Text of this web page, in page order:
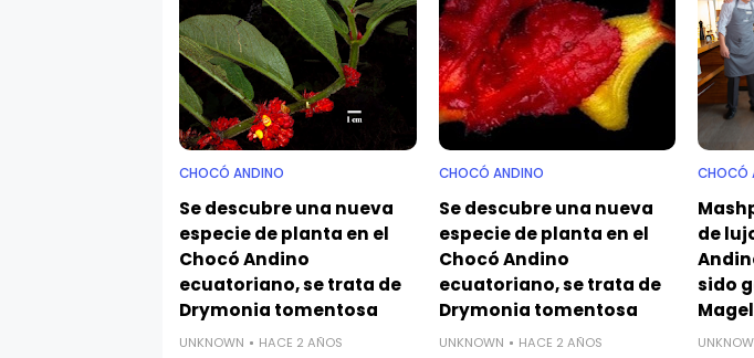
CHOCÓ ANDINO
Se descubre una nueva
especie de planta en el
Chocó Andino
ecuatoriano, se trata de
Drymonia tomentosa
UNKNOWN HACE 2 AÑOS
CHOCÓ ANDINO
Se descubre una nueva
especie de planta en el
Chocó Andino
ecuatoriano, se trata de
Drymonia tomentosa
UNKNOWN HACE 2 AÑOS
CHOCÓ
de
sido